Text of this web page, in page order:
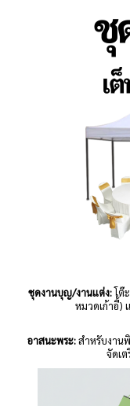
ชุดงานบุญ/งานแต่ง:โต๊
หมวดเก้าอี้)
อาสนะพระ:สำหรับงาน
จัดเ